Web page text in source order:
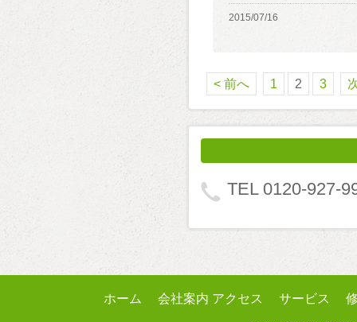
2015/07/16
< 前へ 1 2 3
TEL 0120-927-
ホーム 会社案内 アクセス サービス